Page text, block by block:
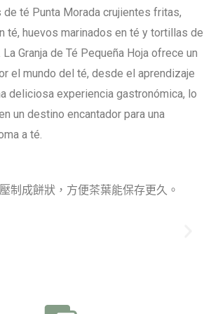
de té Punta Morada crujientes fritas,
té, huevos marinados en té y tortillas de
Granja de Té Pequeña Hoja ofrece un
el mundo del té, desde el aprendizaje
deliciosa experiencia gastronómica, lo
un destino encantador para una
a té.